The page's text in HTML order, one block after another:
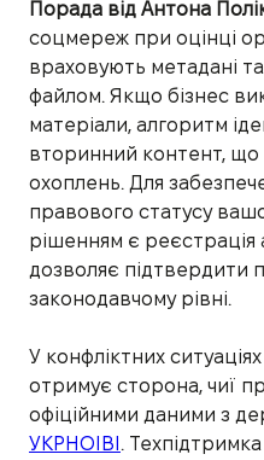
Порада від Антона
соцмереж при оцінці
враховують метадані та
файлом. Якщо бізнес
матеріали, алгоритм
вторинний контент,
охоплень. Для
правового статусу
рішенням є реєстрація
дозволяє підтвердити
законодавчому рівні.
У конфліктних
отримує сторона, чиї
офіційними даними з
УКРНОІВІ .